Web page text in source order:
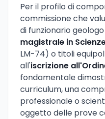
Per il profilo di
commissione che
di funzionario
magistrale in
LM-74) o titoli
all'iscrizione
fondamentale
curriculum, una
professionale o
oggetto delle prove